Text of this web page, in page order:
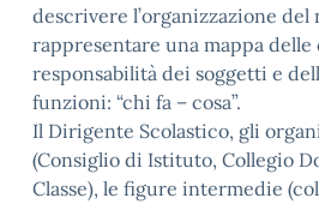
descrivere l’organizzazione
rappresentare una mappa delle
responsabilità dei soggetti e
funzioni: “chi fa – cosa”.
Il Dirigente Scolastico, gli
(Consiglio di Istituto, Collegio
Classe), le figure intermedie